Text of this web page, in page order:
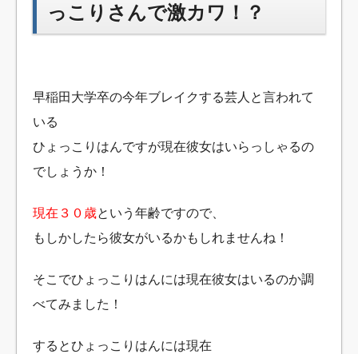
っこりさんで激カワ！？
早稲田大学卒の今年ブレイクする芸人と言われて
いる
ひょっこりはんですが現在彼女はいらっしゃるの
でしょうか！
現在３０歳という年齢ですので、
もしかしたら彼女がいるかもしれませんね！
そこでひょっこりはんには現在彼女はいるのか調
べてみました！
するとひょっこりはんには現在